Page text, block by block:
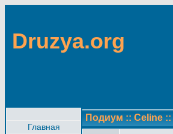
Druzya.org
Главная
Подиум :: Celine ::